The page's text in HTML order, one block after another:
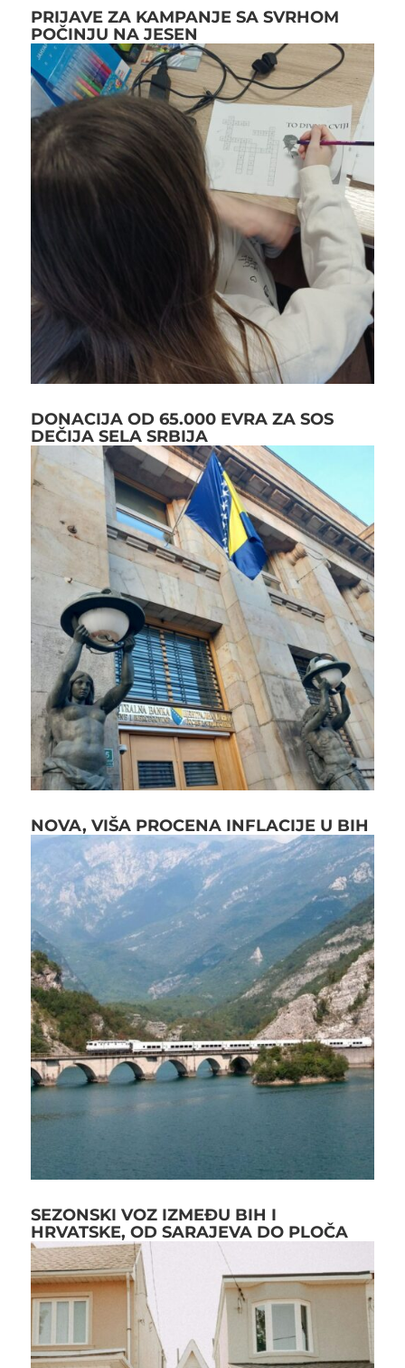
PRIJAVE ZA KAMPANJE SA SVRHOM
POČINJU NA JESEN
DONACIJA OD 65.000 EVRA ZA SOS
DEČIJA SELA SRBIJA
NOVA, VIŠA PROCENA INFLACIJE U BIH
SEZONSKI VOZ IZMEĐU BIH I
HRVATSKE, OD SARAJEVA DO PLOČA